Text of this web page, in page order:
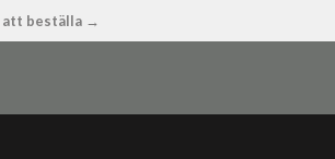
att beställa →